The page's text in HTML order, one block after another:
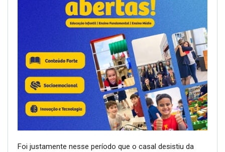
Foi justamente nesse período que o casal desistiu da